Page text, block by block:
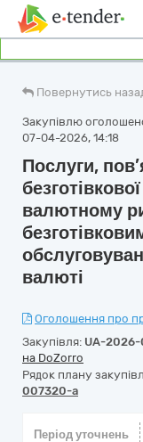
Повернутись
Закупівлю
07-04-2026, 14:18
Послуги,
валютному
валюті
Оголошення про
Закупівля: UA-
на DoZorro
Рядок плану
007320-a
Період уточнень